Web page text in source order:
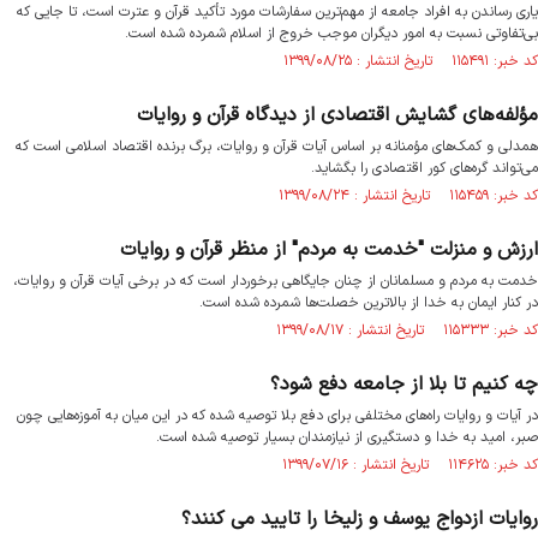
یاری رساندن به افراد جامعه از مهم‌ترین سفارشات مورد تأکید قرآن و عترت است، تا جایی که
بی‌تفاوتی نسبت به امور دیگران موجب خروج از اسلام شمرده شده است.
کد خبر: ۱۱۵۴۹۱ تاریخ انتشار : ۱۳۹۹/۰۸/۲۵
مؤلفه‌های گشایش اقتصادی از دیدگاه قرآن و روایات
همدلی و کمک‌های مؤمنانه بر اساس آیات قرآن و روایات، برگ برنده اقتصاد اسلامی است که
می‌تواند گره‌های کور اقتصادی را بگشاید.
کد خبر: ۱۱۵۴۵۹ تاریخ انتشار : ۱۳۹۹/۰۸/۲۴
ارزش و منزلت "خدمت به مردم" از منظر قرآن و روایات
خدمت به مردم و مسلمانان از چنان جایگاهی برخوردار است که در برخی آیات قرآن و روایات،
در کنار ایمان به خدا از بالاترین خصلت‌ها شمرده شده است.
کد خبر: ۱۱۵۳۳۳ تاریخ انتشار : ۱۳۹۹/۰۸/۱۷
چه کنیم تا بلا از جامعه دفع شود؟
در آیات و روایات راه‌های مختلفی برای دفع بلا توصیه شده که در این میان به آموزه‌هایی چون
صبر، امید به خدا و دستگیری از نیازمندان بسیار توصیه شده است.
کد خبر: ۱۱۴۶۲۵ تاریخ انتشار : ۱۳۹۹/۰۷/۱۶
روايات ازدواج يوسف و زليخا را تاييد می كنند؟